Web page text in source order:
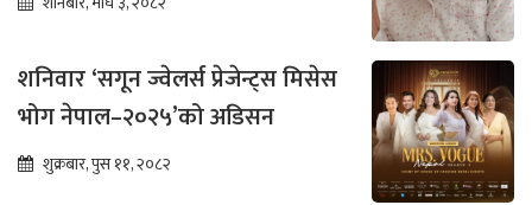
शनिवार ‘सगून ज्वेलर्स प्रेजेन्ट्स मिसेस
भोग नेपाल–२०२५’को अडिसन
शुक्रबार, पुस ११, २०८२